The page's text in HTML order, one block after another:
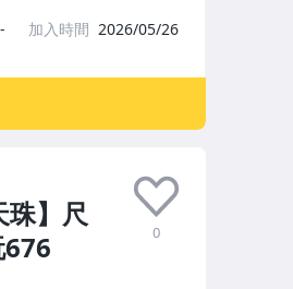
珠】尺
0
加入時間 2026/05/26